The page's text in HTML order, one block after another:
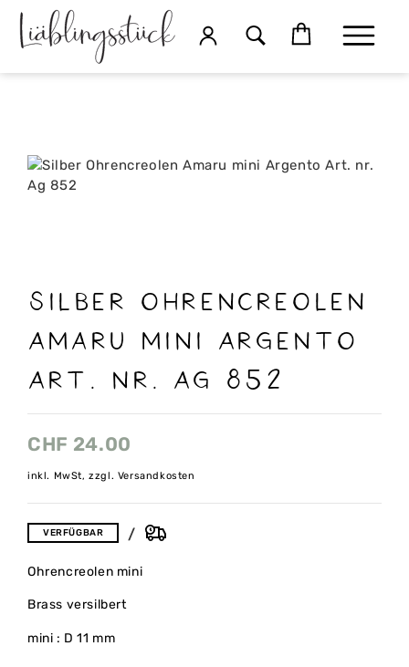
Silber Ohrencreolen
Amaru mini Argento
Art. nr. Ag 852
CHF 24.00
inkl. MwSt, zzgl. Versandkosten
VERFÜGBAR
Ohrencreolen mini
Brass versilbert
mini : D 11 mm